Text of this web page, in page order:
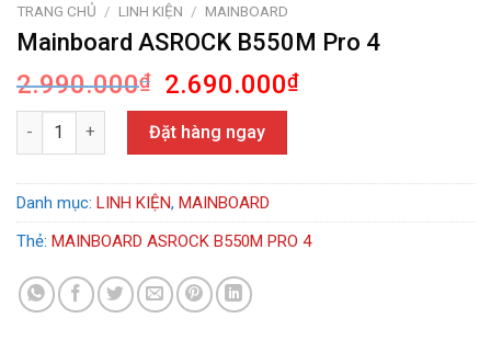
TRANG CHỦ / LINH KIỆN / MAINBOARD
Mainboard ASROCK B550M Pro 4
2.990.000₫
Giá
gốc
là:
2.990.000₫.
2.690.000₫Giá
2.690.000₫.
Mainboard ASROCK B550M Pro 4 số lượng
Đặt hàng ngay
Danh mục: LINH KIỆN, MAINBOARD
Thẻ: MAINBOARD ASROCK B550M PRO 4